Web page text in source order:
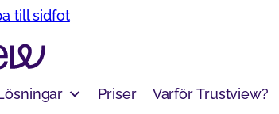
till sidfot
Priser Varför Trustview?